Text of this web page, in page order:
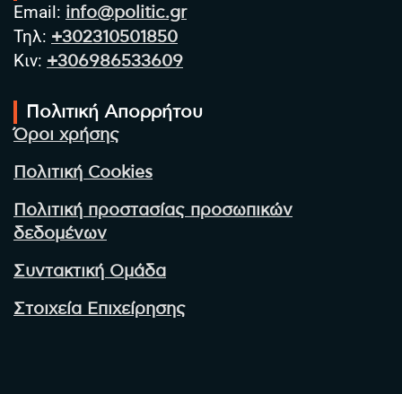
Email: info@politic.gr
Τηλ: +302310501850
Κιν: +306986533609
Πολιτική Απορρήτου
Όροι χρήσης
Πολιτική Cookies
Πολιτική προστασίας προσωπικών
δεδομένων
Συντακτική Ομάδα
Στοιχεία Επιχείρησης